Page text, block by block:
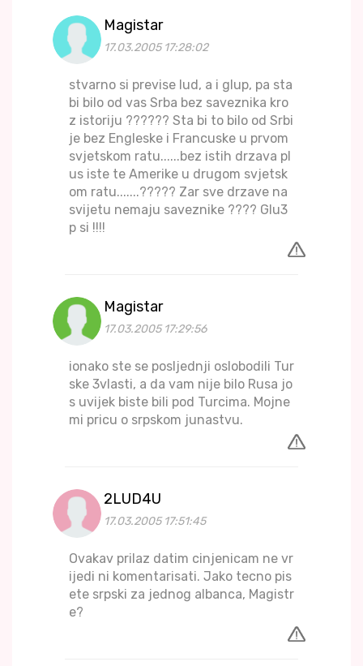
Magistar
17.03.2005 17:28:02
stvarno si previse lud, a i glup, pa sta
bi bilo od vas Srba bez saveznika kro
z istoriju ?????? Sta bi to bilo od Srbi
je bez Engleske i Francuske u prvom
svjetskom ratu......bez istih drzava pl
us iste te Amerike u drugom svjetsk
om ratu.......????? Zar sve drzave na
svijetu nemaju saveznike ???? Glu3
p si !!!!
Magistar
17.03.2005 17:29:56
ionako ste se posljednji oslobodili Tur
ske 3vlasti, a da vam nije bilo Rusa jo
s uvijek biste bili pod Turcima. Mojne
mi pricu o srpskom junastvu.
2LUD4U
17.03.2005 17:51:45
Ovakav prilaz datim cinjenicam ne vr
ijedi ni komentarisati. Jako tecno pis
ete srpski za jednog albanca, Magistr
e?